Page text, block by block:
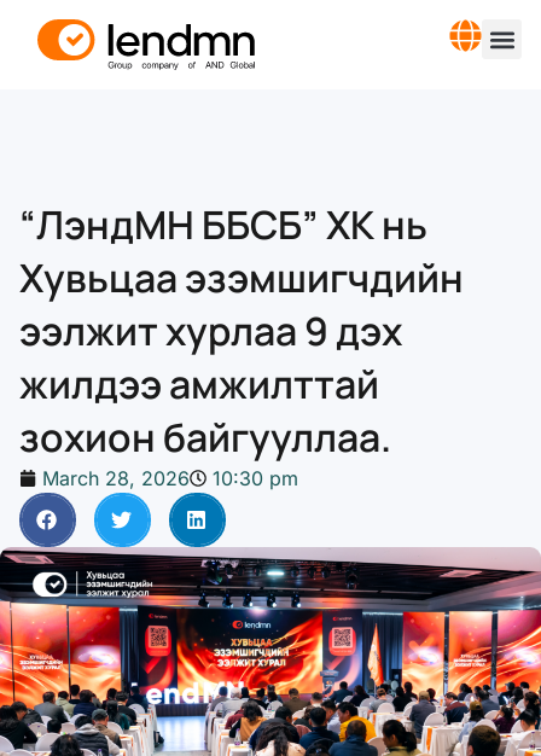
“ЛэндМН ББСБ” ХК нь
Хувьцаа эзэмшигчдийн
ээлжит хурлаа 9 дэх
жилдээ амжилттай
зохион байгууллаа.
March 28, 2026 10:30 pm